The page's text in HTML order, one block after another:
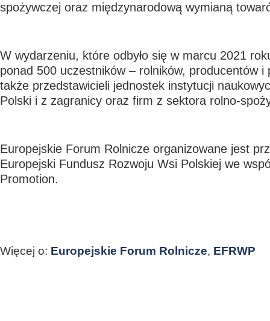
spożywczej oraz międzynarodową wymianą
W wydarzeniu, które odbyło się w marcu 2021
ponad 500 uczestników – rolników, producentów i
także przedstawicieli jednostek instytucji
Polski i z zagranicy oraz firm z sektora rolno-
Europejskie Forum Rolnicze organizowane jest
Europejski Fundusz Rozwoju Wsi Polskiej we
Promotion.
Więcej o: Europejskie Forum Rolnicze, EFRWP